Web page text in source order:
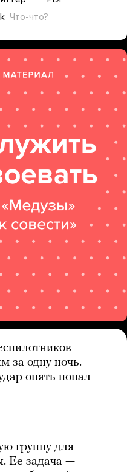
Что-что?
за одну ночь.
опять попал
группу для
Ее задача —